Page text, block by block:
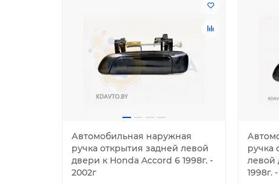
Автомобильная наружная
ручка открытия задней левой
двери к Honda Accord 6 1998г. -
2002г
ручка
левой
1998г.